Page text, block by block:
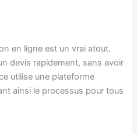
en ligne est un vrai atout.
devis rapidement, sans avoir
utilise une plateforme
ainsi le processus pour tous